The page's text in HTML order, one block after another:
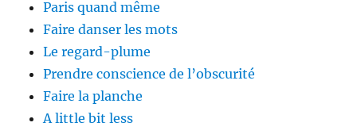
Paris quand même
Faire danser les mots
Le regard-plume
Prendre conscience de l’obscurité
Faire la planche
A little bit less